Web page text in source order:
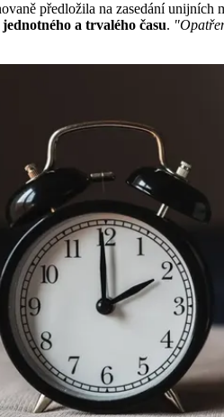
předložila na zasedání
jednotného a trvalého času.